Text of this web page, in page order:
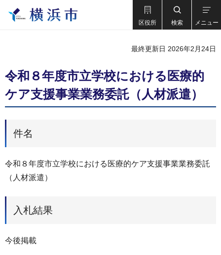
区役所 検索 メニュー
最終更新日 2026年2月24日
令和８年度市立学校における医療的
ケア支援事業業務委託（人材派遣）
件名
令和８年度市立学校における医療的ケア支援事業業務委託
（人材派遣）
入札結果
今後掲載